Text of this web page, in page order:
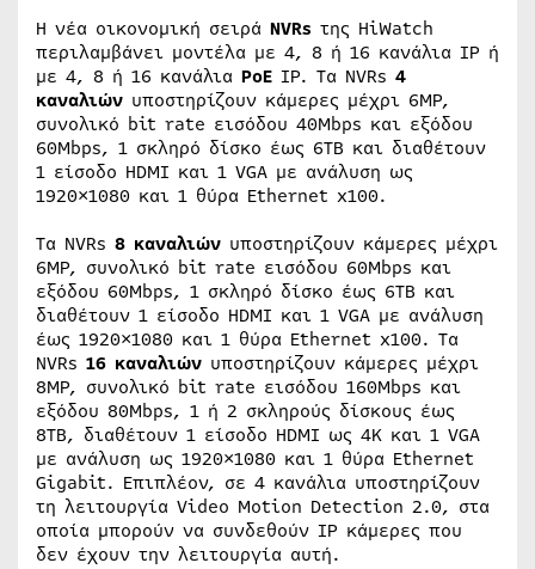
Η νέα οικονομική σειρά NVRs της HiWatch
περιλαμβάνει μοντέλα με 4, 8 ή 16 κανάλια IP ή
με 4, 8 ή 16 κανάλια PoE IP. Τα NVRs 4
καναλιών υποστηρίζουν κάμερες μέχρι 6MP,
συνολικό bit rate εισόδου 40Μbps και εξόδου
60Μbps, 1 σκληρό δίσκο έως 6TB και διαθέτουν
1 είσοδο HDMI και 1 VGA με ανάλυση ως
1920×1080 και 1 θύρα Ethernet x100.
Τα NVRs 8 καναλιών υποστηρίζουν κάμερες μέχρι
6MP, συνολικό bit rate εισόδου 60Μbps και
εξόδου 60Μbps, 1 σκληρό δίσκο έως 6TB και
διαθέτουν 1 είσοδο HDMI και 1 VGA με ανάλυση
έως 1920×1080 και 1 θύρα Ethernet x100. Τα
NVRs 16 καναλιών υποστηρίζουν κάμερες μέχρι
8MP, συνολικό bit rate εισόδου 160Μbps και
εξόδου 80Μbps, 1 ή 2 σκληρούς δίσκους έως
8TB, διαθέτουν 1 είσοδο HDMI ως 4K και 1 VGA
με ανάλυση ως 1920×1080 και 1 θύρα Ethernet
Gigabit. Επιπλέον, σε 4 κανάλια υποστηρίζουν
τη λειτουργία Video Motion Detection 2.0, στα
οποία μπορούν να συνδεθούν IP κάμερες που
δεν έχουν την λειτουργία αυτή.